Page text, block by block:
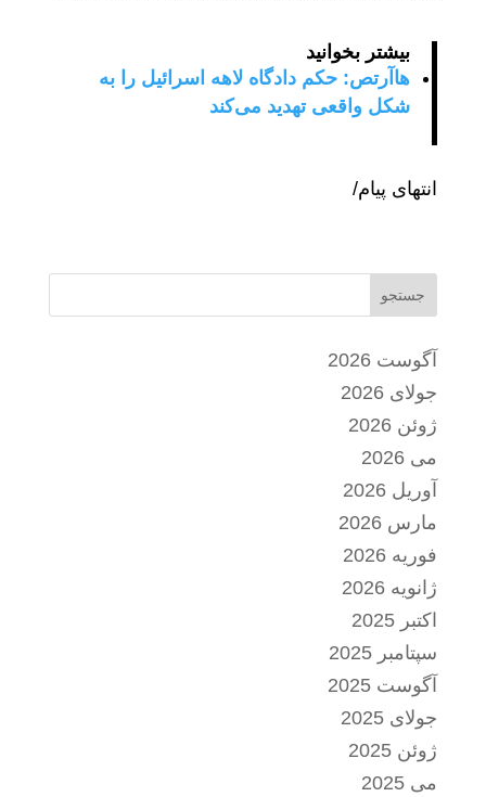
بیشتر بخوانید
هاآرتص: حکم دادگاه لاهه اسرائیل را به
شکل واقعی تهدید می‌کند
انتهای پیام/
جستجو
آگوست 2026
جولای 2026
ژوئن 2026
می 2026
آوریل 2026
مارس 2026
فوریه 2026
ژانویه 2026
اکتبر 2025
سپتامبر 2025
آگوست 2025
جولای 2025
ژوئن 2025
می 2025